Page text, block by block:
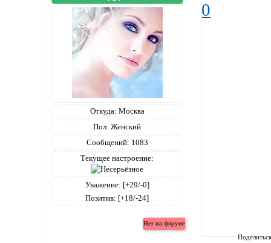
Откуда: Москва
Пол: Женский
Сообщений: 1083
Текущее настроение:
Уважение: [+29/-0]
Позитив: [+18/-24]
0